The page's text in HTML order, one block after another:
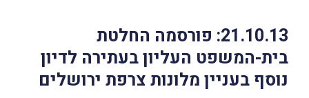
21.10.13: פורסמה החלטת
בית-המשפט העליון בעתירה לדיון
נוסף בעניין מלונות צרפת ירושלים